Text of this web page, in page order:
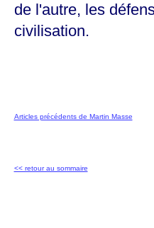
de l'autre, les
civilisation.
Articles précédents de Martin Masse
<< retour au sommaire